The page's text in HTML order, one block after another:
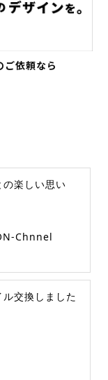
依頼なら
の楽しい思い
Chnnel
交換しました